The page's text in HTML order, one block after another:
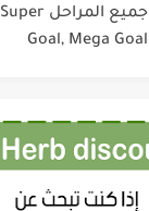
جميع المراحل Super
Goal, Mega Goal